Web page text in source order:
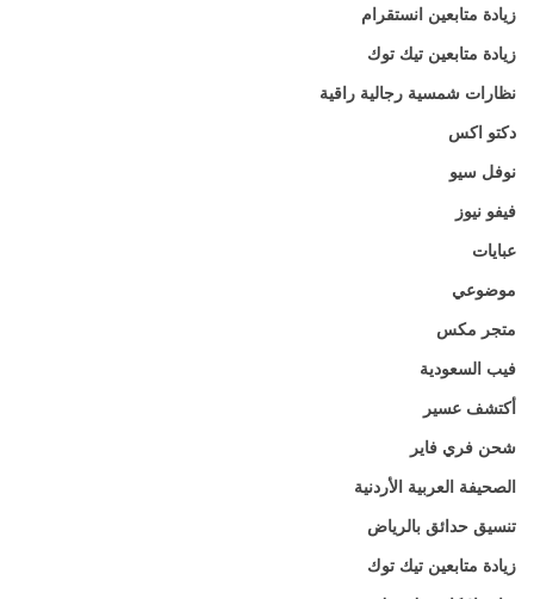
زيادة متابعين انستقرام
زيادة متابعين تيك توك
نظارات شمسية رجالية راقية
دكتو اكس
نوفل سيو
فيفو نيوز
عبايات
موضوعي
متجر مكس
فيب السعودية
أكتشف عسير
شحن فري فاير
الصحيفة العربية الأردنية
تنسيق حدائق بالرياض
زيادة متابعين تيك توك